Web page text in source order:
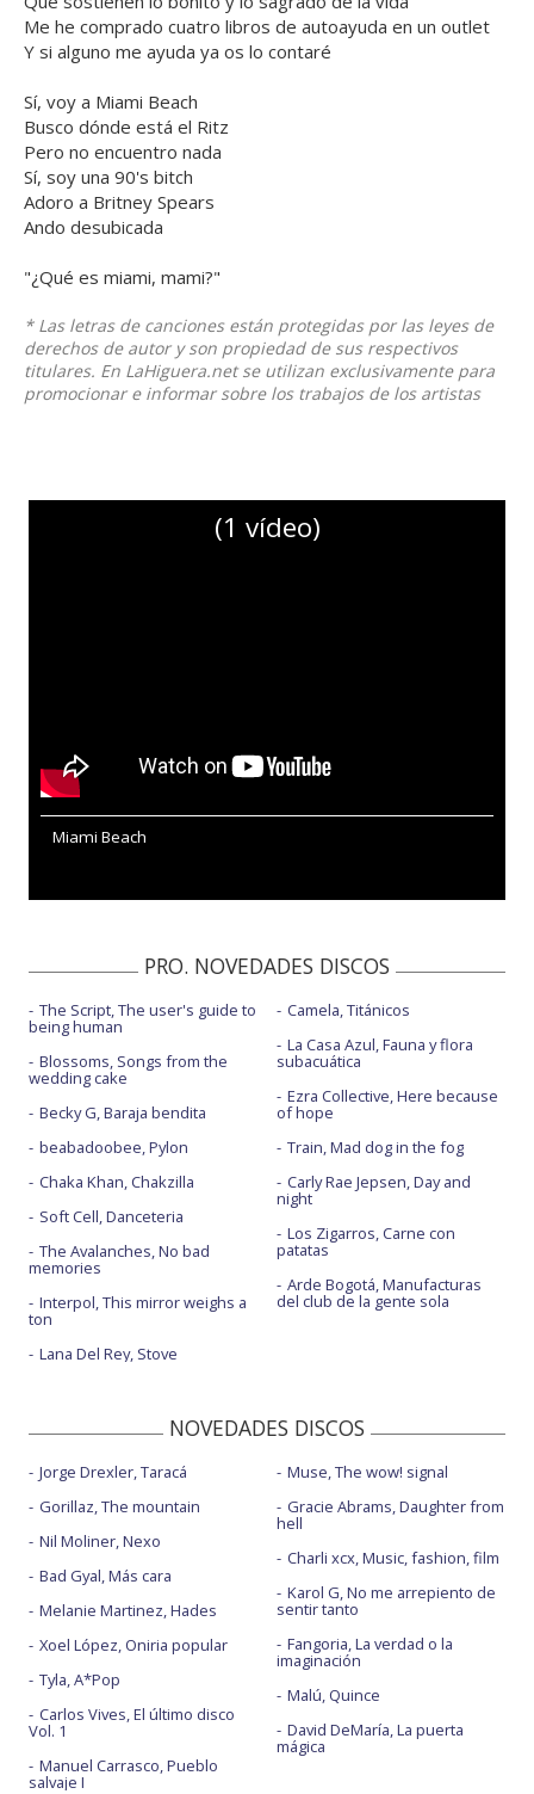
Me he comprado cuatro libros de autoayuda en un outlet
Y si alguno me ayuda ya os lo contaré
Sí, voy a Miami Beach
Busco dónde está el Ritz
Pero no encuentro nada
Sí, soy una 90's bitch
Adoro a Britney Spears
Ando desubicada
"¿Qué es miami, mami?"
* Las letras de canciones están protegidas por las leyes de
derechos de autor y son propiedad de sus respectivos
titulares. En LaHiguera.net se utilizan exclusivamente para
promocionar e informar sobre los trabajos de los artistas
(1 vídeo)
Miami Beach
PRO. NOVEDADES DISCOS
The Script, The user's guide to
being human
Blossoms, Songs from the
wedding cake
Becky G, Baraja bendita
beabadoobee, Pylon
Chaka Khan, Chakzilla
Soft Cell, Danceteria
The Avalanches, No bad
memories
Interpol, This mirror weighs a
ton
Lana Del Rey, Stove
Camela, Titánicos
La Casa Azul, Fauna y flora
subacuática
Ezra Collective, Here because
of hope
Train, Mad dog in the fog
Carly Rae Jepsen, Day and
night
Los Zigarros, Carne con
patatas
Arde Bogotá, Manufacturas
del club de la gente sola
NOVEDADES DISCOS
Jorge Drexler, Taracá
Gorillaz, The mountain
Nil Moliner, Nexo
Bad Gyal, Más cara
Melanie Martinez, Hades
Xoel López, Oniria popular
Tyla, A*Pop
Carlos Vives, El último disco
Vol. 1
Manuel Carrasco, Pueblo
salvaje I
Muse, The wow! signal
Gracie Abrams, Daughter from
hell
Charli xcx, Music, fashion, film
Karol G, No me arrepiento de
sentir tanto
Fangoria, La verdad o la
imaginación
Malú, Quince
David DeMaría, La puerta
mágica